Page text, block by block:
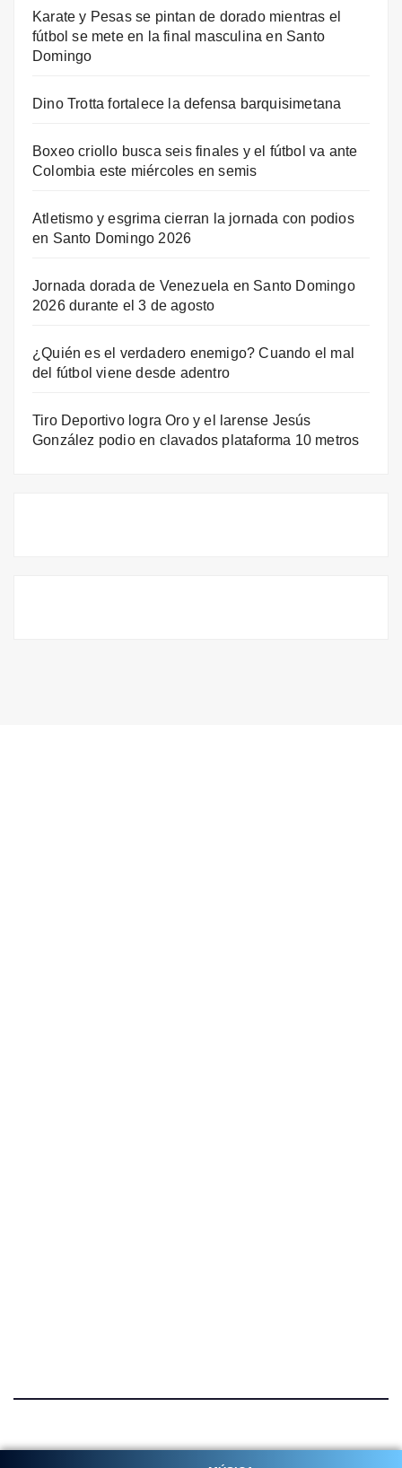
Karate y Pesas se pintan de dorado mientras el
fútbol se mete en la final masculina en Santo
Domingo
Dino Trotta fortalece la defensa barquisimetana
Boxeo criollo busca seis finales y el fútbol va ante
Colombia este miércoles en semis
Atletismo y esgrima cierran la jornada con podios
en Santo Domingo 2026
Jornada dorada de Venezuela en Santo Domingo
2026 durante el 3 de agosto
¿Quién es el verdadero enemigo? Cuando el mal
del fútbol viene desde adentro
Tiro Deportivo logra Oro y el larense Jesús
González podio en clavados plataforma 10 metros